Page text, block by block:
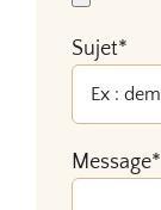
Sujet*
Message*